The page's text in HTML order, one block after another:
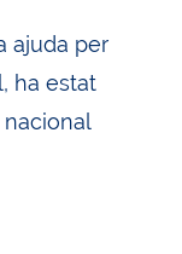
ajuda per
ha estat